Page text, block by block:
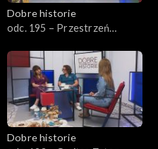
Dobre historie
odc. 195 – Przestrzeń
Dobre historie